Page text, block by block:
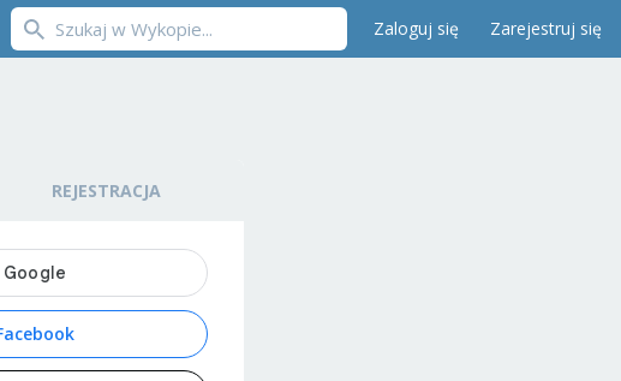
Zaloguj się Zarejestruj się
REJESTRACJA